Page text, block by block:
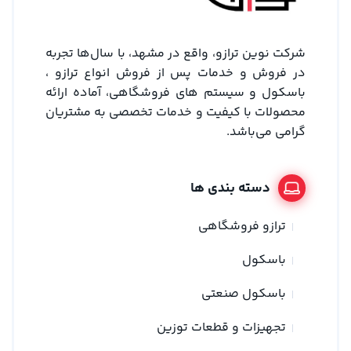
شرکت نوین ترازو، واقع در مشهد، با سال‌ها تجربه
در فروش و خدمات پس از فروش انواع ترازو ،
باسکول و سیستم های فروشگاهی، آماده ارائه
محصولات با کیفیت و خدمات تخصصی به مشتریان
گرامی می‌باشد.
دسته بندی ها
ترازو فروشگاهی
باسکول
باسکول صنعتی
تجهیزات و قطعات توزین